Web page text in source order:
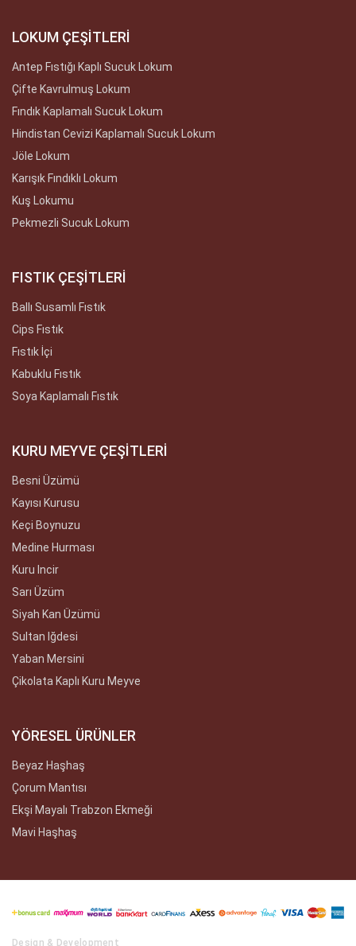
LOKUM ÇEŞİTLERİ
Antep Fıstığı Kaplı Sucuk Lokum
Çifte Kavrulmuş Lokum
Fındık Kaplamalı Sucuk Lokum
Hindistan Cevizi Kaplamalı Sucuk Lokum
Jöle Lokum
Karışık Fındıklı Lokum
Kuş Lokumu
Pekmezli Sucuk Lokum
FISTIK ÇEŞİTLERİ
Ballı Susamlı Fıstık
Cips Fıstık
Fıstık İçi
Kabuklu Fıstık
Soya Kaplamalı Fıstık
KURU MEYVE ÇEŞİTLERİ
Besni Üzümü
Kayısı Kurusu
Keçi Boynuzu
Medine Hurması
Kuru Incir
Sarı Üzüm
Siyah Kan Üzümü
Sultan Iğdesi
Yaban Mersini
Çikolata Kaplı Kuru Meyve
YÖRESEL ÜRÜNLER
Beyaz Haşhaş
Çorum Mantısı
Ekşi Mayalı Trabzon Ekmeği
Mavi Haşhaş
Design & Development